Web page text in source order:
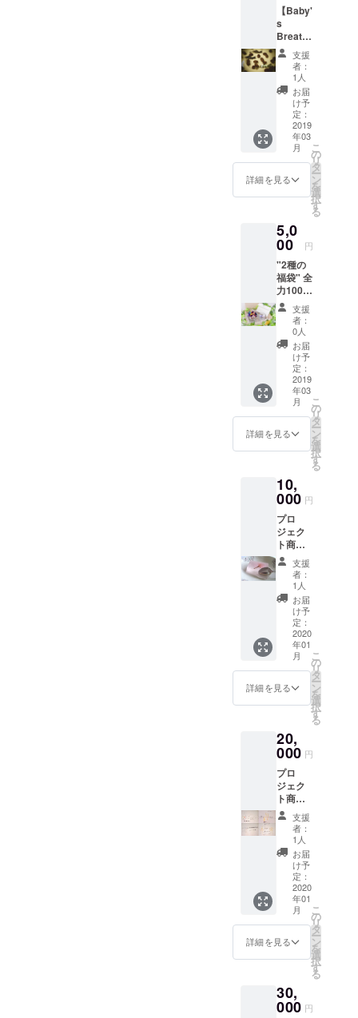
ブで、
リラッ
クスタ
イムに
甘い香
りを添
えてみ
ません
か？
【Baby'
s
Breath
】 イニ
シャル
入りシ
ルバー
アクセ
サリー
提供
（ピア
スor
ネック
レス）
支援
者：
1人
お届
け予
定：
2019
年03
月
詳細を見る
こ
の
リ
タ
ー
ン
を
選
択
す
る
5,0
00 円
"2種の
福袋" 全
力100％
感謝と
共に提
供！
コー
ヒー
豆・ア
クセサ
リー・
スクラ
ブのう
ちラン
ダムで
選ばせ
た2種を
福袋に
してお
送りさ
せて頂
きま
す！
支援
者：
0人
お届
け予
定：
2019
年03
月
詳細を見る
こ
の
リ
タ
ー
ン
を
選
択
す
る
10,
000 円
プロ
ジェク
ト商品
提供
（アク
セサ
リーor
石けん
から1種
セレク
ト） 写
真は商
品完成
イメー
ジで
す。 お
商品が
出来次
第にな
りま
す。
支援
者：
1人
お届
け予
定：
2020
年01
月
詳細を見る
こ
の
リ
タ
ー
ン
を
選
択
す
る
20,
000 円
プロ
ジェク
ト商品
（2種）
提供！
写真は
商品完
成イ
メージ
です。
お届け
は商品
が出来
次第に
なりま
す。
支援
者：
1人
お届
け予
定：
2020
年01
月
詳細を見る
こ
の
リ
タ
ー
ン
を
選
択
す
る
30,
000 円